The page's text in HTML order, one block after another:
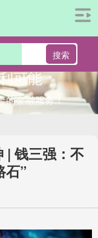
搜索
可能
的金融服务！
| 钱三强：不
石”